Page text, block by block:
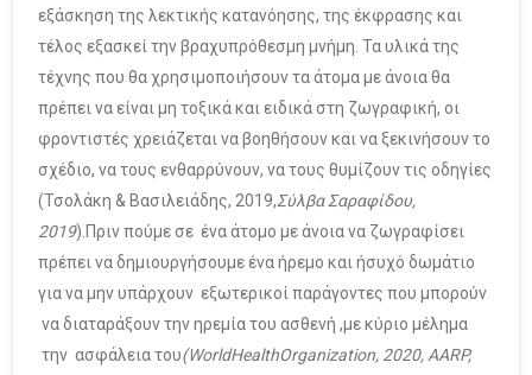
εξάσκηση της λεκτικής κατανόησης, της έκφρασης και
τέλος εξασκεί την βραχυπρόθεσμη μνήμη. Τα υλικά της
τέχνης που θα χρησιμοποιήσουν τα άτομα με άνοια θα
πρέπει να είναι μη τοξικά και ειδικά στη ζωγραφική, οι
φροντιστές χρειάζεται να βοηθήσουν και να ξεκινήσουν το
σχέδιο, να τους ενθαρρύνουν, να τους θυμίζουν τις οδηγίες
(Τσολάκη & Βασιλειάδης, 2019,Σύλβα Σαραφίδου,
2019).Πριν πούμε σε ένα άτομο με άνοια να ζωγραφίσει
πρέπει να δημιουργήσουμε ένα ήρεμο και ήσυχό δωμάτιο
για να μην υπάρχουν εξωτερικοί παράγοντες που μπορούν
να διαταράξουν την ηρεμία του ασθενή ,με κύριο μέλημα
την ασφάλεια του(WorldHealthOrganization, 2020,AARP,